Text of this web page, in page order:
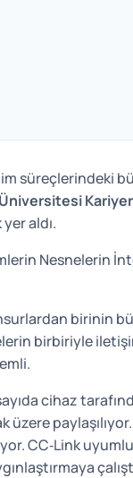
süreçlerindeki
aldı.
Nesnelerin
birinin
birbiriyle
cihaz
CC‑Link